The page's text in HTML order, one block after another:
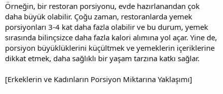
Örneğin, bir restoran porsiyonu, evde hazırlanandan çok
daha büyük olabilir. Çoğu zaman, restoranlarda yemek
porsiyonları 3-4 kat daha fazla olabilir ve bu durum, yemek
sırasında bilinçsizce daha fazla kalori alımına yol açar. Yine de,
porsiyon büyüklüklerini küçültmek ve yemeklerin içeriklerine
dikkat etmek, daha sağlıklı bir yaşam tarzına katkı sağlar.
[Erkeklerin ve Kadınların Porsiyon Miktarına Yaklaşımı]